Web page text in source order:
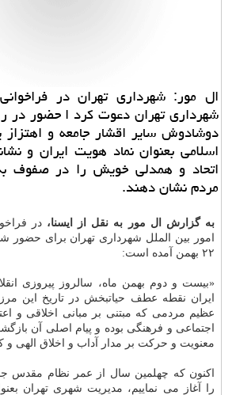
ال مور: شهرداری تهران در
دوشادوش سایر اقشار جامعه و اهتزاز
اسلامی بعنوان نماد هویت ایران و
اتحاد و همدلی خویش را در صفوف
مردم نشان دهند.
به گزارش ال مور به نقل از ایسنا،در
امور بین الملل شهرداری تهران برای حضور
۲۲ بهمن آمده است:
«بیست و دوم بهمن ماه، سالروز پیروزی
ایران نقطه عطف حیاتبخش در تاریخ این
عظیم مردمی كه مبتنی بر مبانی اخلاقی و
اجتماعی و فرهنگی بوده و پیام اصلی آن
معنویت و حركت بر مدار آداب و اخلاق الهی
اكنون كه چهلمین سال از عمر نظام مقدس
را آغاز می نماییم، مدیریت شهری تهران